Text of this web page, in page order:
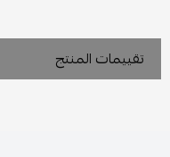
تقييمات المنتج